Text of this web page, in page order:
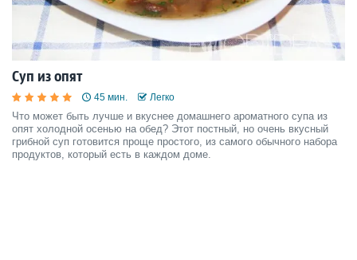
Суп из опят
45 мин. Легко
Что может быть лучше и вкуснее домашнего ароматного супа из
опят холодной осенью на обед? Этот постный, но очень вкусный
грибной суп готовится проще простого, из самого обычного набора
продуктов, который есть в каждом доме.